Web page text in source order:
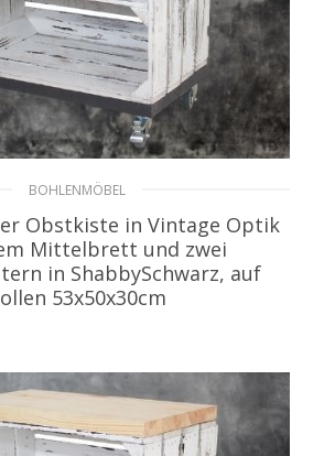
BOHLENMÖBEL
Obstkiste in Vintage Optik
Mittelbrett und zwei
in ShabbySchwarz, auf
53x50x30cm
WEITERLESEN